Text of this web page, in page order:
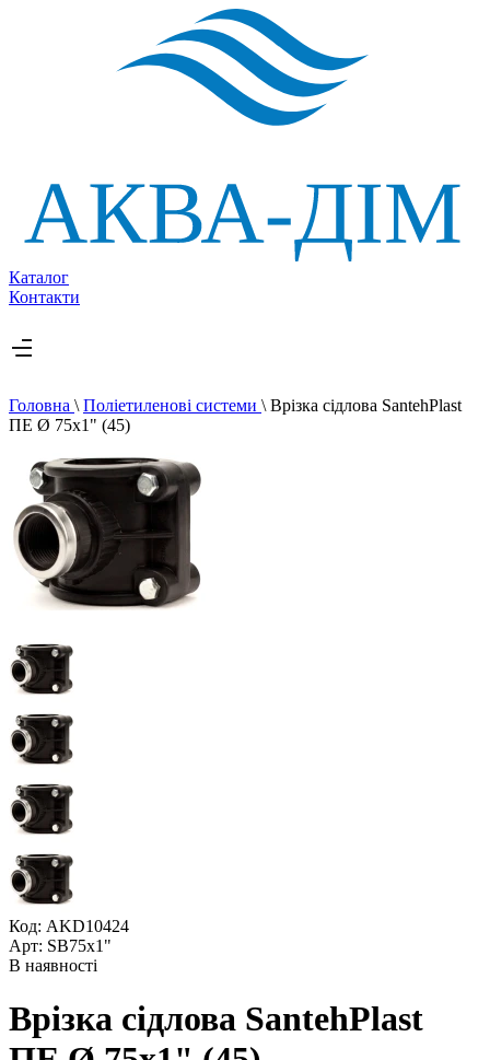
Каталог
Контакти
Головна \ Поліетиленові системи \ Врізка сідлова SantehPlast
ПЕ Ø 75x1" (45)
Код: AKD10424
Арт: SB75x1"
В наявності
Врізка сідлова SantehPlast